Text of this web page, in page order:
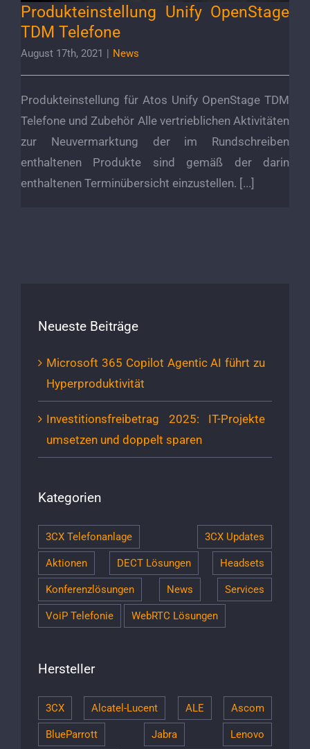
Produkteinstellung Unify OpenStage
TDM Telefone
August 17th, 2021 | News
Produkteinstellung für Atos Unify OpenStage TDM
Telefone und Zubehör Alle vertrieblichen Aktivitäten
zur Neuvermarktung der im Rundschreiben
enthaltenen Produkte sind gemäß der darin
enthaltenen Terminübersicht einzustellen. [...]
Neueste Beiträge
Microsoft 365 Copilot Agentic AI führt zu
Hyperproduktivität
Investitionsfreibetrag 2025: IT-Projekte
umsetzen und doppelt sparen
Kategorien
3CX Telefonanlage 3CX Updates
Aktionen DECT Lösungen Headsets
Konferenzlösungen News Services
VoiP Telefonie WebRTC Lösungen
Hersteller
3CX Alcatel-Lucent ALE Ascom
BlueParrott Jabra Lenovo